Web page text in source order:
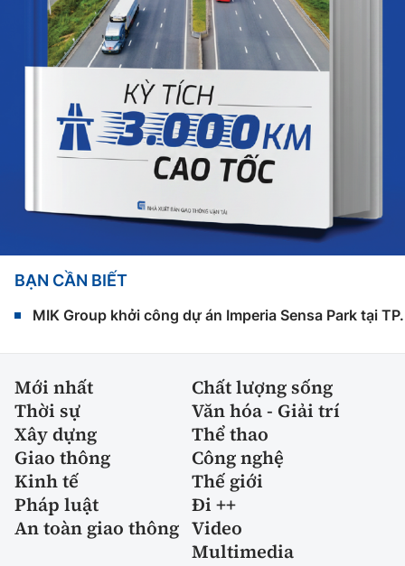
BẠN CẦN BIẾT
MIK Group khởi công dự án Imperia Sensa Park tại
Mới nhất
Chất lượng sống
Thời sự
Văn hóa - Giải trí
Xây dựng
Thể thao
Giao thông
Công nghệ
Kinh tế
Thế giới
Pháp luật
Đi ++
An toàn giao thông Video
Multimedia